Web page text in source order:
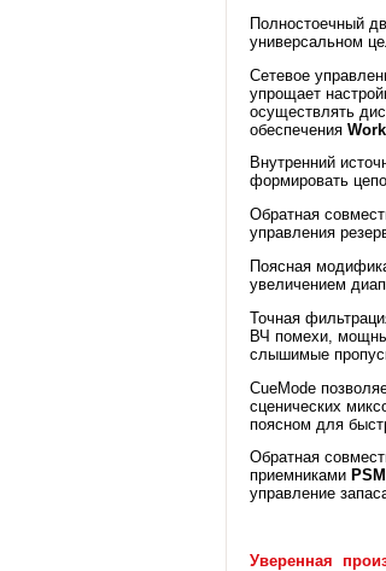
Полностоечный
универсальном
Сетевое
упрощает
осуществлять
обеспечения
Внутренний
формировать
Обратная
управления
Поясная
увеличением
Точная
ВЧ помехи,
слышимые
CueMode
сценических
поясном для
Обратная
приемниками
управление
Уверенная